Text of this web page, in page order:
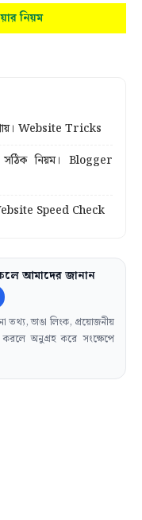
নিয়ম
Website Tricks
সঠিক নিয়ম। Blogger
Speed Check
আমাদের জানান
তথ্য, ভাঙা লিংক, প্রয়োজনীয়
অনুগ্রহ করে সংক্ষেপে